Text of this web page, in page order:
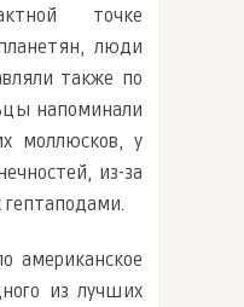
точке
люди
также по
напоминали
моллюсков, у
из-за
гептаподами.
американское
из лучших